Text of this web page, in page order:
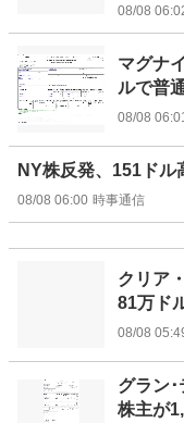
08/08
マグナ
ルで普
08/08
NY株反発、151ド
08/08 06:00 時事通信
クリア
81万ド
08/08
グラン
株主が